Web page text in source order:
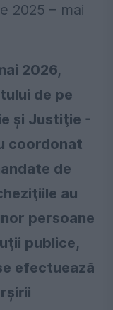
2025 – mai
2026,
de pe
şi Justiţie -
coordonat
de
au
persoane
publice,
efectuează